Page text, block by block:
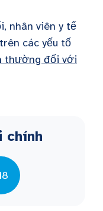
nhân viên y tế
các yếu tố
thường đối với
chính